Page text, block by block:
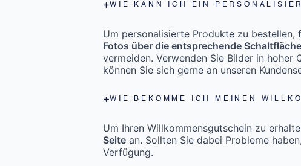
WIE KANN ICH EIN
Um personalisierte Produkte zu
Fotos über die entsprechende
vermeiden. Verwenden Sie Bilder in
können Sie sich gerne an unseren
WIE BEKOMME ICH MEINEN
Um Ihren Willkommensgutschein zu
Seite an. Sollten Sie dabei Probleme
Verfügung.